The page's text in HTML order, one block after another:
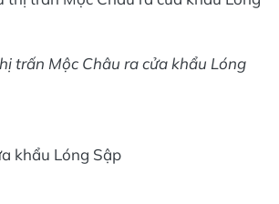
trấn Mộc Châu ra cửa khẩu Lóng